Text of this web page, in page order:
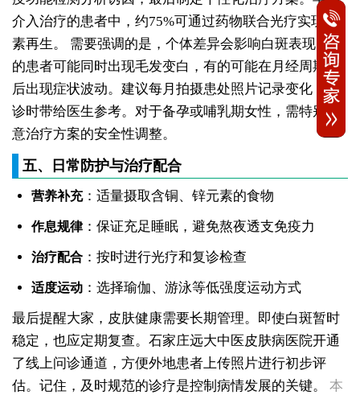
介入治疗的患者中，约75%可通过药物联合光疗实现色
素再生。
需要强调的是，个体差异会影响白斑表现。有
的患者可能同时出现毛发变白，有的可能在月经周期前
后出现症状波动。建议每月拍摄患处照片记录变化，复
诊时带给医生参考。对于备孕或哺乳期女性，需特别注
意治疗方案的安全性调整。
五、日常防护与治疗配合
营养补充：适量摄取含铜、锌元素的食物
作息规律：保证充足睡眠，避免熬夜透支免疫力
治疗配合：按时进行光疗和复诊检查
适度运动：选择瑜伽、游泳等低强度运动方式
最后提醒大家，皮肤健康需要长期管理。即使白斑暂时
稳定，也应定期复查。石家庄远大中医皮肤病医院开通
了线上问诊通道，方便外地患者上传照片进行初步评
估。记住，及时规范的诊疗是控制病情发展的关键。
本
女性全身零星长浅白点多处小块白斑是什么